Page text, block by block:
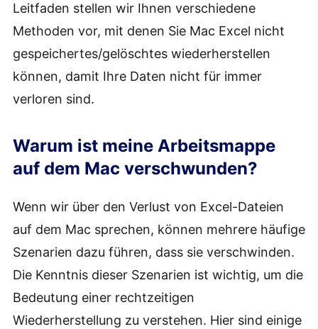
Leitfaden stellen wir Ihnen verschiedene
Methoden vor, mit denen Sie Mac Excel nicht
gespeichertes/gelöschtes wiederherstellen
können, damit Ihre Daten nicht für immer
verloren sind.
Warum ist meine Arbeitsmappe
auf dem Mac verschwunden?
Wenn wir über den Verlust von Excel-Dateien
auf dem Mac sprechen, können mehrere häufige
Szenarien dazu führen, dass sie verschwinden.
Die Kenntnis dieser Szenarien ist wichtig, um die
Bedeutung einer rechtzeitigen
Wiederherstellung zu verstehen. Hier sind einige